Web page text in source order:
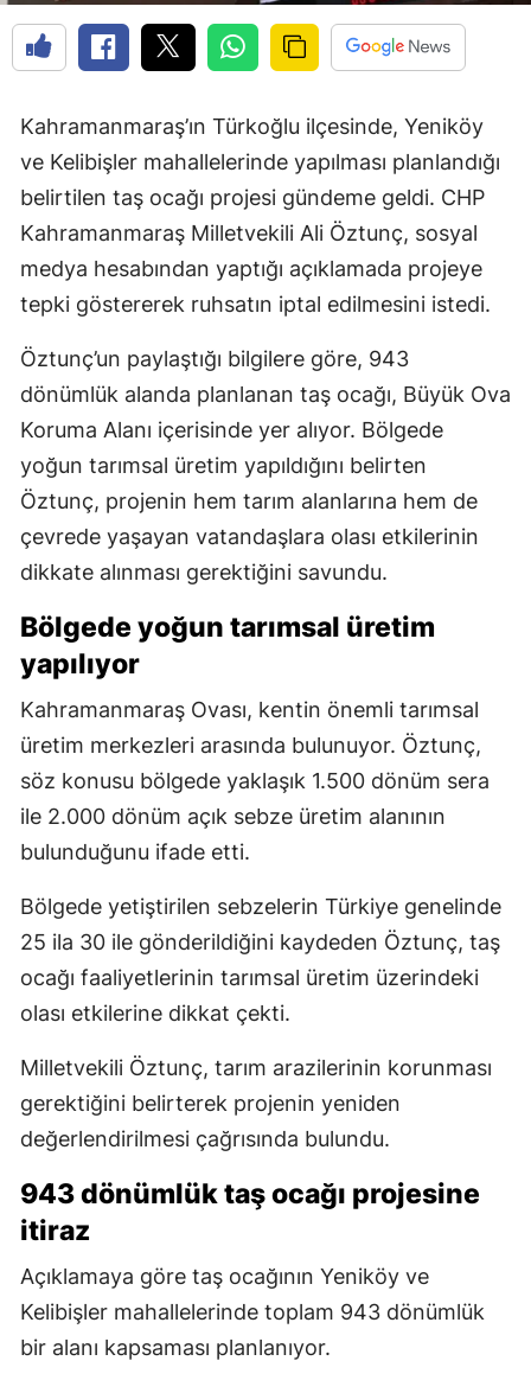
Kahramanmaraş’ın Türkoğlu ilçesinde, Yeniköy
ve Kelibişler mahallelerinde yapılması planlandığı
belirtilen taş ocağı projesi gündeme geldi. CHP
Kahramanmaraş Milletvekili Ali Öztunç, sosyal
medya hesabından yaptığı açıklamada projeye
tepki göstererek ruhsatın iptal edilmesini istedi.
Öztunç’un paylaştığı bilgilere göre, 943
dönümlük alanda planlanan taş ocağı, Büyük Ova
Koruma Alanı içerisinde yer alıyor. Bölgede
yoğun tarımsal üretim yapıldığını belirten
Öztunç, projenin hem tarım alanlarına hem de
çevrede yaşayan vatandaşlara olası etkilerinin
dikkate alınması gerektiğini savundu.
Bölgede yoğun tarımsal üretim
yapılıyor
Kahramanmaraş Ovası, kentin önemli tarımsal
üretim merkezleri arasında bulunuyor. Öztunç,
söz konusu bölgede yaklaşık 1.500 dönüm sera
ile 2.000 dönüm açık sebze üretim alanının
bulunduğunu ifade etti.
Bölgede yetiştirilen sebzelerin Türkiye genelinde
25 ila 30 ile gönderildiğini kaydeden Öztunç, taş
ocağı faaliyetlerinin tarımsal üretim üzerindeki
olası etkilerine dikkat çekti.
Milletvekili Öztunç, tarım arazilerinin korunması
gerektiğini belirterek projenin yeniden
değerlendirilmesi çağrısında bulundu.
943 dönümlük taş ocağı projesine
itiraz
Açıklamaya göre taş ocağının Yeniköy ve
Kelibişler mahallelerinde toplam 943 dönümlük
bir alanı kapsaması planlanıyor.